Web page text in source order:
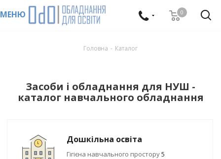
МЕНЮ 0
Головна - Каталог
Засоби і обладнання для НУШ -
каталог навчального обладнання
Дошкільна освіта
Гігієна навчального простору5